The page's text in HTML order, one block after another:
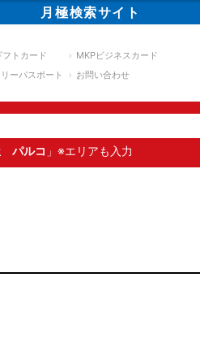
月極検索サイト
フトカード
MKPビジネスカード
ーパスポート
お問い合わせ
パルコ 」※エリアも入力